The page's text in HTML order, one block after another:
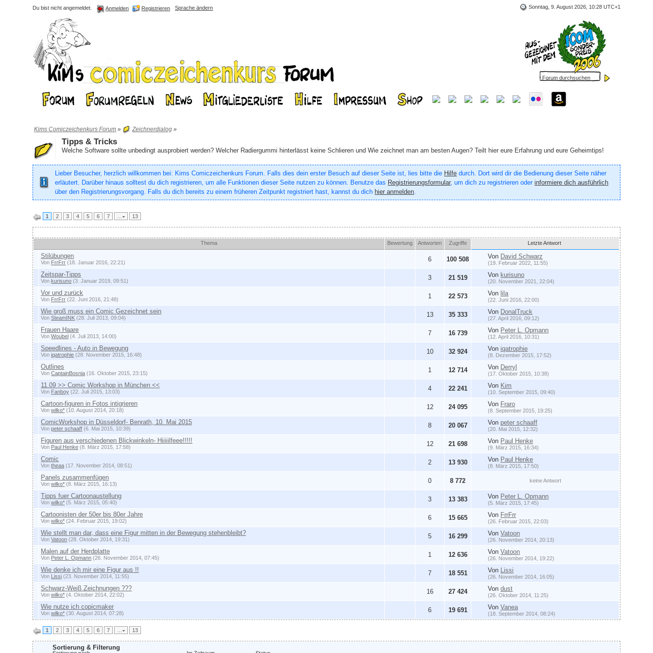
Sonntag, 9. August 2026, 10:28 UTC+1
Du bist nicht angemeldet. Anmelden Registrieren Sprache ändern
Kims Comiczeichenkurs Forum » Zeichnerdialog »
Tipps & Tricks
Welche Software sollte unbedingt ausprobiert werden? Welcher Radiergummi hinterlässt keine Schlieren und Wie zeichnet man am besten Augen? Teilt hier eure Erfahrung und eure Geheimtips!
Lieber Besucher, herzlich willkommen bei: Kims Comiczeichenkurs Forum. Falls dies dein erster Besuch auf dieser Seite ist, lies bitte die Hilfe durch. Dort wird dir die Bedienung dieser Seite näher
erläutert. Darüber hinaus solltest du dich registrieren, um alle Funktionen dieser Seite nutzen zu können. Benutze das Registrierungsformular, um dich zu registrieren oderinformiere dich ausführlich
über den Registrierungsvorgang. Falls du dich bereits zu einem früheren Zeitpunkt registriert hast, kannst du dich hier anmelden.
1 2 3 4 5 6 7 … 13
Thema Bewertung Antworten Zugriffe Letzte Antwort
Stilübungen
Von FrrFrr (18. Januar 2016, 22:21) 6 100 508 Von David Schwarz
(19. Februar 2022, 11:55)
Zeitspar-Tipps
Von kurisuno (3. Januar 2019, 09:51) 3 21 519 Von kurisuno
(20. November 2021, 22:04)
Vor und zurück
Von FrrFrr (22. Juni 2016, 21:48) 1 22 573 Von lila
(22. Juni 2016, 22:00)
Wie groß muss ein Comic Gezeichnet sein
VonSteamINK (28. Juli 2013, 09:04) 13 35 333 Von DonalTruck
(27. April 2016, 09:12)
Frauen Haare
VonWoubel (4. Juli 2013, 14:00) 7 16 739 Von Peter L. Opmann
(12. April 2016, 10:31)
Speedlines - Auto in Bewegung
Voniqatrophie (28. November 2015, 16:48) 10 32 924 Von iqatrophie
(8. Dezember 2015, 17:52)
Outlines
VonCaptainBosnia (16. Oktober 2015, 23:15) 1 12 714 Von Derryl
(17. Oktober 2015, 10:38)
11.09 >> Comic Workshop in München <<
Von Fanboy (22. Juli 2015, 13:03) 4 22 241 Von Kim
(10. September 2015, 09:40)
Cartoon-figuren in Fotos intigrieren
Vonwilko* (10. August 2014, 20:18) 12 24 095 Von Fraro
(8. September 2015, 19:25)
ComicWorkshop in Düsseldorf- Benrath, 10. Mai 2015
Vonpeter schaaff (6. Mai 2015, 10:39) 8 20 067 Von peter schaaff
(20. Mai 2015, 12:32)
Figuren aus verschiedenen Blickwinkeln- Hiiiiilfeee!!!!!
Von Paul Henke (8. März 2015, 17:58) 12 21 698 Von Paul Henke
(9. März 2015, 16:34)
Comic
Vontheaa (17. November 2014, 08:51) 2 13 930 Von Paul Henke
(8. März 2015, 17:50)
Panels zusammenfügen
Vonwilko* (8. März 2015, 16:13) 0 8 772 keine Antwort
Tipps fuer Cartoonaustellung
Vonwilko* (5. März 2015, 05:40) 3 13 383 Von Peter L. Opmann
(5. März 2015, 17:45)
Cartoonisten der 50er bis 80er Jahre
Vonwilko* (24. Februar 2015, 19:02) 6 15 665 Von FrrFrr
(26. Februar 2015, 22:03)
Wie stellt man dar, dass eine Figur mitten in der Bewegung stehenbleibt?
VonVatoon (28. Oktober 2014, 19:31) 5 16 299 VonVatoon
(26. November 2014, 20:13)
Malen auf der Herdplatte
Von Peter L. Opmann (26. November 2014, 07:45) 1 12 636 VonVatoon
(26. November 2014, 19:22)
Wie denke ich mir eine Figur aus !!
Von Lissi (23. November 2014, 11:55) 7 18 551 Von Lissi
(26. November 2014, 16:05)
Schwarz-Weiß Zeichnungen ???
Vonwilko* (4. Oktober 2014, 22:02) 16 27 424 Vondust
(26. Oktober 2014, 11:25)
Wie nutze ich copicmaker
Vonwilko* (30. August 2014, 07:28) 6 19 691 VonVanea
(18. September 2014, 08:24)
1 2 3 4 5 6 7 … 13
Sortierung & Filterung